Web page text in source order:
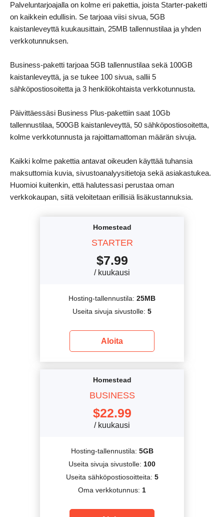
Palveluntarjoajalla on kolme eri pakettia, joista Starter-paketti
on kaikkein edullisin. Se tarjoaa viisi sivua, 5GB
kaistanleveyttä kuukausittain, 25MB tallennustilaa ja yhden
verkkotunnuksen.
Business-paketti tarjoaa 5GB tallennustilaa sekä 100GB
kaistanleveyttä, ja se tukee 100 sivua, sallii 5
sähköpostiosoitetta ja 3 henkilökohtaista verkkotunnusta.
Päivittäessäsi Business Plus-pakettiin saat 10Gb
tallennustilaa, 500GB kaistanleveyttä, 50 sähköpostiosoitetta,
kolme verkkotunnusta ja rajoittamattoman määrän sivuja.
Kaikki kolme pakettia antavat oikeuden käyttää tuhansia
maksuttomia kuvia, sivustoanalyysitietoja sekä asiakastukea.
Huomioi kuitenkin, että halutessasi perustaa oman
verkkokaupan, siitä veloitetaan erillisiä lisäkustannuksia.
Homestead
STARTER
$7.99
/ kuukausi
Hosting-tallennustila: 25MB
Useita sivuja sivustolle: 5
Aloita
Homestead
BUSINESS
$22.99
/ kuukausi
Hosting-tallennustila: 5GB
Useita sivuja sivustolle: 100
Useita sähköpostiosoitteita: 5
Oma verkkotunnus: 1